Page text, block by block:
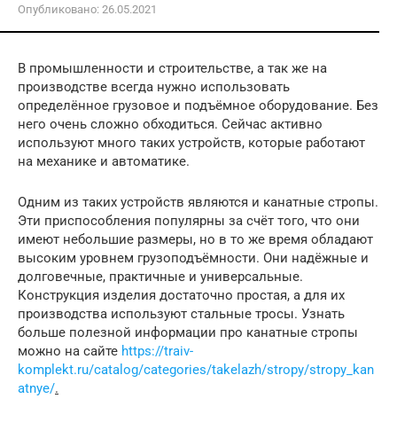
Опубликовано: 26.05.2021
В промышленности и строительстве, а так же на
производстве всегда нужно использовать
определённое грузовое и подъёмное оборудование. Без
него очень сложно обходиться. Сейчас активно
используют много таких устройств, которые работают
на механике и автоматике.
Одним из таких устройств являются и канатные стропы.
Эти приспособления популярны за счёт того, что они
имеют небольшие размеры, но в то же время обладают
высоким уровнем грузоподъёмности. Они надёжные и
долговечные, практичные и универсальные.
Конструкция изделия достаточно простая, а для их
производства используют стальные тросы. Узнать
больше полезной информации про канатные стропы
можно на сайте https://traiv-
komplekt.ru/catalog/categories/takelazh/stropy/stropy_kan
atnye/.